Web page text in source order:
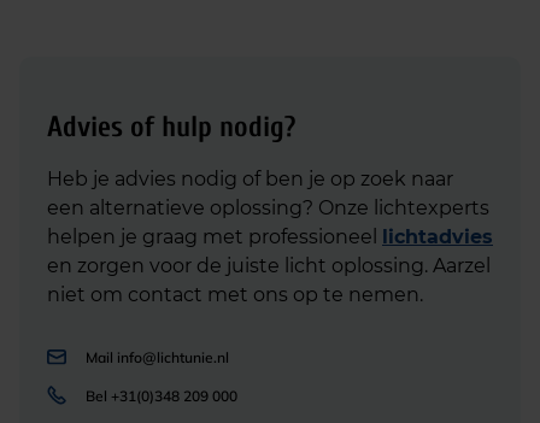
Advies of hulp nodig?
Heb je advies nodig of ben je op zoek naar
een alternatieve oplossing? Onze lichtexperts
helpen je graag met professioneel lichtadvies
en zorgen voor de juiste licht oplossing. Aarzel
niet om contact met ons op te nemen.
Mail info@lichtunie.nl
Bel +31(0)348 209 000